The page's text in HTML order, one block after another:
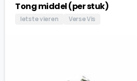
Tong middel (per stuk)
Iets te vieren Verse Vis